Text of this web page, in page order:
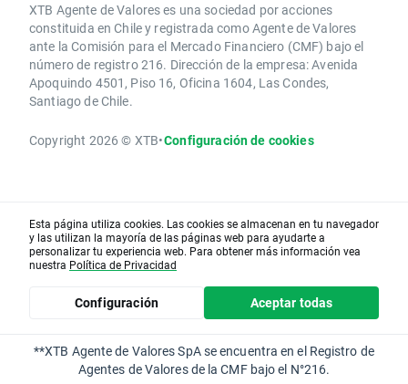
XTB Agente de Valores es una sociedad por acciones
constituida en Chile y registrada como Agente de Valores
ante la Comisión para el Mercado Financiero (CMF) bajo el
número de registro 216. Dirección de la empresa: Avenida
Apoquindo 4501, Piso 16, Oficina 1604, Las Condes,
Santiago de Chile.
Copyright 2026 © XTB•Configuración de cookies
Esta página utiliza cookies. Las cookies se almacenan en tu navegador
y las utilizan la mayoría de las páginas web para ayudarte a
personalizar tu experiencia web. Para obtener más información vea
nuestra Política de Privacidad
Configuración Aceptar todas
**XTB Agente de Valores SpA se encuentra en el Registro de
Agentes de Valores de la CMF bajo el N°216.